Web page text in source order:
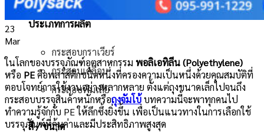
ประเภทการผลิต
กระสอบกราเวียร์
กระสอบเคลือบ
กระสอบพิมเสีย
สี / ขนาด
23
Mar
ในโลกของบรรจุภัณฑ์อุตสาหกรรม พอลิเอทิลีน (Polyethylene)
หรือ PEคือพลาสติกชนิดหนึ่งที่ครองความเป็นหนึ่งด้วยคุณสมบัติที่
ตอบโจทย์การใช้งานอย่างหลากหลาย ตั้งแต่ถุงขนาดเล็กไปจนถึง
กระสอบบรรจุสินค้าหนักหรือถุงจัมโบ้บทความนี้จะพาทุกคนไป
ทำความรู้จักกับ PE ให้ลึกซึ้งยิ่งขึ้น เพื่อเป็นแนวทางในการเลือกใช้
บรรจุภัณฑ์ที่คุ้มค่าและมีประสิทธิภาพสูงสุด